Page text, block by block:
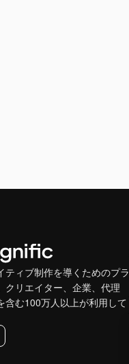
ティブ制作を導くためのプラ
クリエイター、企業、代理
含む100万人以上が利用して